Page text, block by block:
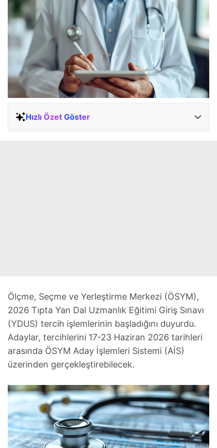
Hızlı Özet Göster
Ölçme, Seçme ve Yerleştirme Merkezi (ÖSYM),
2026 Tıpta Yan Dal Uzmanlık Eğitimi Giriş Sınavı
(YDUS) tercih işlemlerinin başladığını duyurdu.
Adaylar, tercihlerini 17-23 Haziran 2026 tarihleri
arasında ÖSYM Aday İşlemleri Sistemi (AİS)
üzerinden gerçekleştirebilecek.